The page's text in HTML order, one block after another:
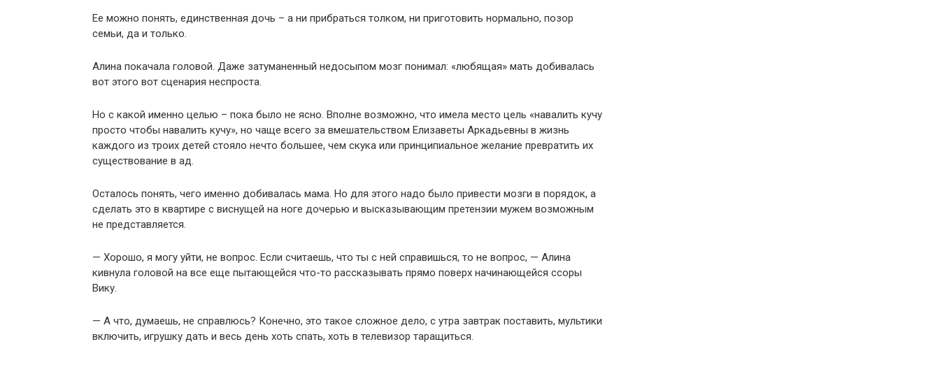
Ее можно понять, единственная дочь – а ни прибраться толком, ни приготовить нормально, позор
семьи, да и только.
Алина покачала головой. Даже затуманенный недосыпом мозг понимал: «любящая» мать добивалась
вот этого вот сценария неспроста.
Но с какой именно целью – пока было не ясно. Вполне возможно, что имела место цель «навалить кучу
просто чтобы навалить кучу», но чаще всего за вмешательством Елизаветы Аркадьевны в жизнь
каждого из троих детей стояло нечто большее, чем скука или принципиальное желание превратить их
существование в ад.
Осталось понять, чего именно добивалась мама. Но для этого надо было привести мозги в порядок, а
сделать это в квартире с виснущей на ноге дочерью и высказывающим претензии мужем возможным
не представляется.
— Хорошо, я могу уйти, не вопрос. Если считаешь, что ты с ней справишься, то не вопрос, — Алина
кивнула головой на все еще пытающейся что-то рассказывать прямо поверх начинающейся ссоры
Вику.
— А что, думаешь, не справлюсь? Конечно, это такое сложное дело, с утра завтрак поставить, мультики
включить, игрушку дать и весь день хоть спать, хоть в телевизор таращиться.